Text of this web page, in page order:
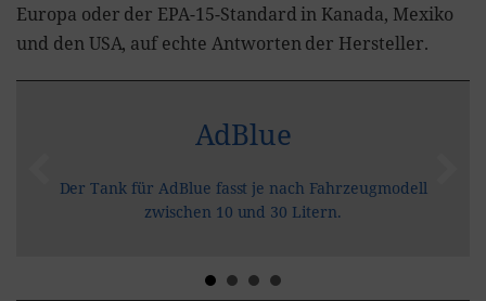
Europa oder der EPA-15-Standard in Kanada, Mexiko
und den USA, auf echte Antworten der Hersteller.
AdBlue
Der Tank für AdBlue fasst je nach Fahrzeugmodell
zwischen 10 und 30 Litern.